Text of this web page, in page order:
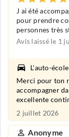
J ai été
pour prendre
personnes très
Avis laissé le 1
L'auto-
Merci pour ton
accompagner
excellente
2 juillet 2026
Anonyme